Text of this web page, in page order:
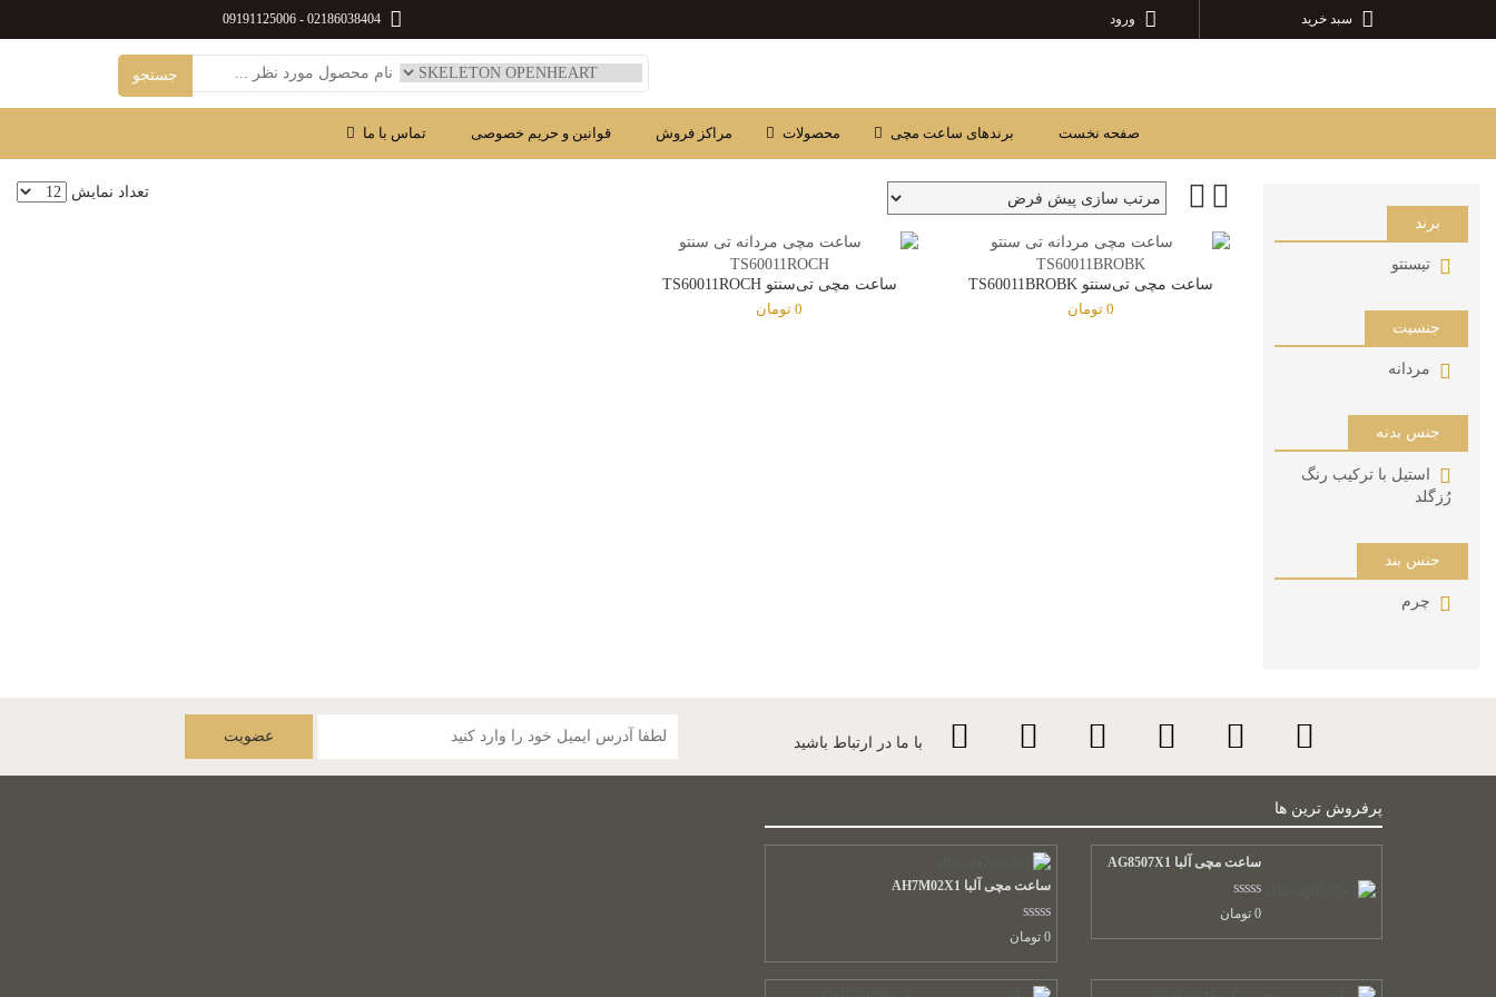
سبد خرید ورود 02186038404
-
09191125006
صفحه نخست برندهای ساعت مچی محصولات مراکز فروش قوانین و حریم خصوصی تماس با ما
برند
تیسنتو
جنسیت
مردانه
جنس بدنه
استیل با ترکیب رنگ
رُزگلد
جنس بند
چرم
تعداد نمایش
ساعت مچی تی‌سنتو TS60011BROBK
0 تومان
ساعت مچی تی‌سنتو TS60011ROCH
0 تومان
با ما در ارتباط باشید
پرفروش ترین ها
ساعت مچی آلبا AG8507X1
نمره
0.00
از
0 تومان
ساعت مچی آلبا AH7M02X1
نمره
0.00
از
5
0 تومان